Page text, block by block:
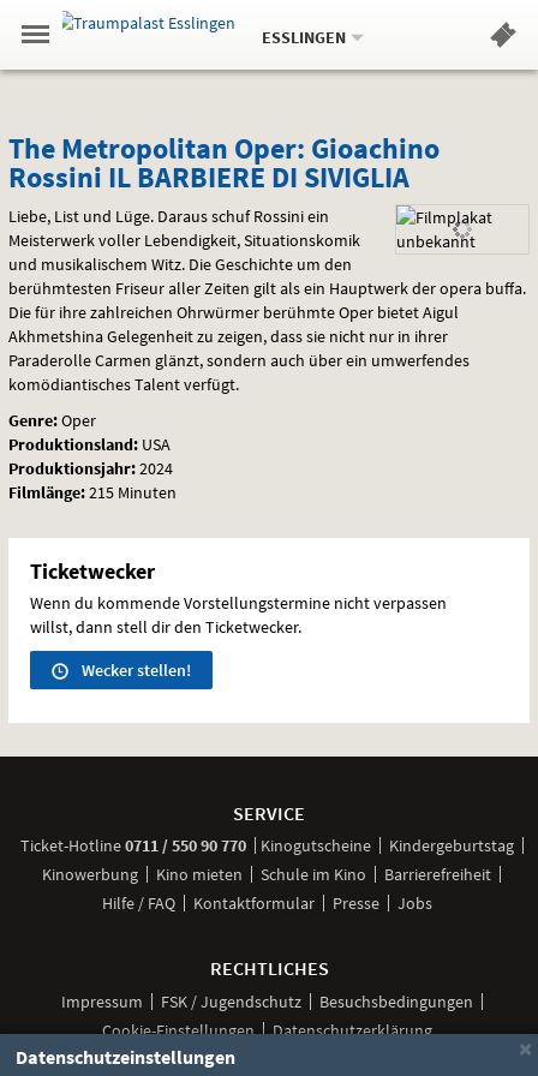
Springe
zum
,zum
.
Navigation
Gehe
zur
Standortauswahl
Standort:
ESSLINGEN.
Hinweis
The
Metropolitan
Oper:
Gioachino
Rossini
IL
BARBIERE
DI
SIVIGLIA
The Metropolitan Oper: Gioachino
Rossini IL BARBIERE DI SIVIGLIA
Liebe, List und Lüge. Daraus schuf Rossini ein
Meisterwerk voller Lebendigkeit, Situationskomik
und musikalischem Witz. Die Geschichte um den
berühmtesten Friseur aller Zeiten gilt als ein Hauptwerk der opera buffa.
Die für ihre zahlreichen Ohrwürmer berühmte Oper bietet Aigul
Akhmetshina Gelegenheit zu zeigen, dass sie nicht nur in ihrer
Paraderolle Carmen glänzt, sondern auch über ein umwerfendes
komödiantisches Talent verfügt.
Genre:Oper
Produktionsland: USA
Produktionsjahr:2024
Filmlänge:215 Minuten
Ticketwecker
Wenn du kommende Vorstellungstermine nicht verpassen
willst, dann stell dir den Ticketwecker.
Wecker stellen!
SERVICE
Ticket-Hotline0711 / 550 90 770anrufen
Kinogutscheine
Kindergeburtstag
Kinowerbung
Kino mieten Schule im Kino
Barrierefreiheit
Hilfe / FAQ
Kontaktformular Presse Jobs
RECHTLICHES
Impressum FSK / Jugendschutz
Besuchsbedingungen
Cookie-Einstellungen
Datenschutzerklärung
×
Datenschutzeinstellungen